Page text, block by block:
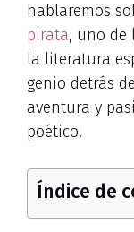
hablaremos
pirata, uno de
la literatura
genio detrás
aventura y
poético!
Índice de